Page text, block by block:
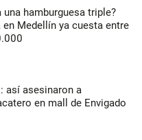
una hamburguesa triple?
en Medellín ya cuesta entre
así asesinaron a
en mall de Envigado